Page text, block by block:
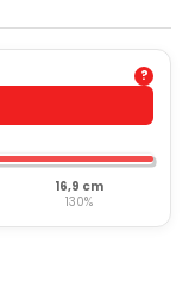
16,9 cm
130%